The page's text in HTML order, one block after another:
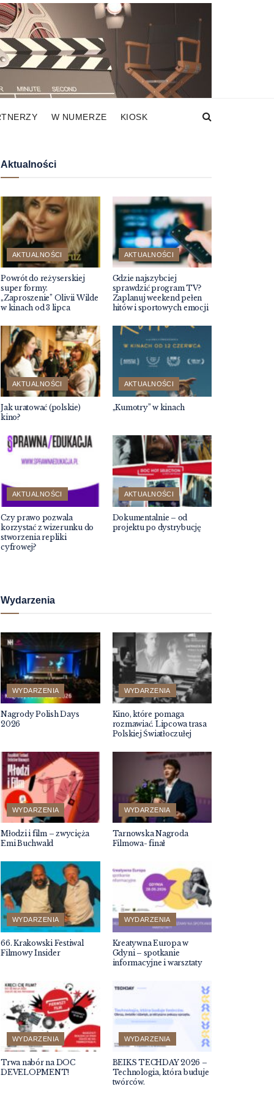
W NUMERZE KIOSK
Aktualności
AKTUALNOŚCI
Powrót do reżyserskiej
super formy.
„Zaproszenie” Olivii Wilde
w kinach od 3 lipca
AKTUALNOŚCI
Gdzie najszybciej
sprawdzić program TV?
Zaplanuj weekend pełen
hitów i sportowych emocji
AKTUALNOŚCI
Jak uratować (polskie)
kino?
AKTUALNOŚCI
„Kumotry” w kinach
AKTUALNOŚCI
Czy prawo pozwala
korzystać z wizerunku do
stworzenia repliki
cyfrowej?
AKTUALNOŚCI
Dokumentalnie – od
projektu po dystrybucję
Wydarzenia
WYDARZENIA
Nagrody Polish Days
2026
WYDARZENIA
Kino, które pomaga
rozmawiać. Lipcowa trasa
Polskiej Światłoczułej
WYDARZENIA
Młodzi i film – zwycięża
Emi Buchwald
WYDARZENIA
Tarnowska Nagroda
Filmowa- finał
WYDARZENIA
66. Krakowski Festiwal
Filmowy Insider
WYDARZENIA
Kreatywna Europa w
Gdyni – spotkanie
informacyjne i warsztaty
WYDARZENIA
Trwa nabór na DOC
DEVELOPMENT!
WYDARZENIA
BEIKS TECHDAY 2026 –
Technologia, która buduje
twórców.